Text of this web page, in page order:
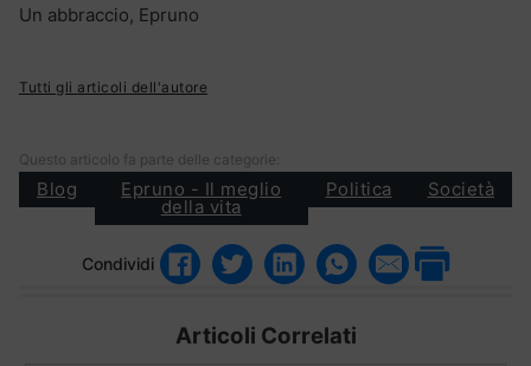
Un abbraccio, Epruno
Tutti gli articoli dell'autore
Questo articolo fa parte delle categorie:
Blog Epruno - Il meglio
della vita
Politica Società
Condividi
Articoli Correlati